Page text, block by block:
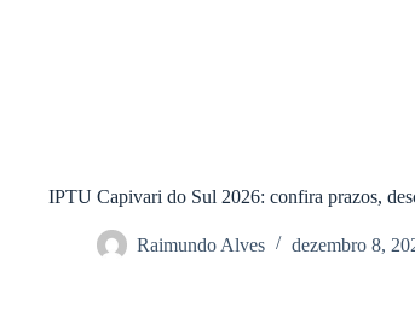
IPTU Capivari do Sul 2026: confira prazos,
Raimundo Alves dezembro 8,